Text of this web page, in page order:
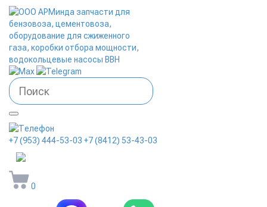
+7 (953) 444-53-03 +7 (8412) 53-43-03
0